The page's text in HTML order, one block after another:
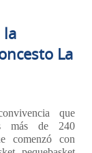
la
La
que
más de 240
comenzó con